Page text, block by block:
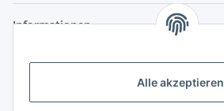
Alle akzeptieren
Informationen
Zahlungsmöglichkeiten
Vorkasse (per Bank-Überweisung)